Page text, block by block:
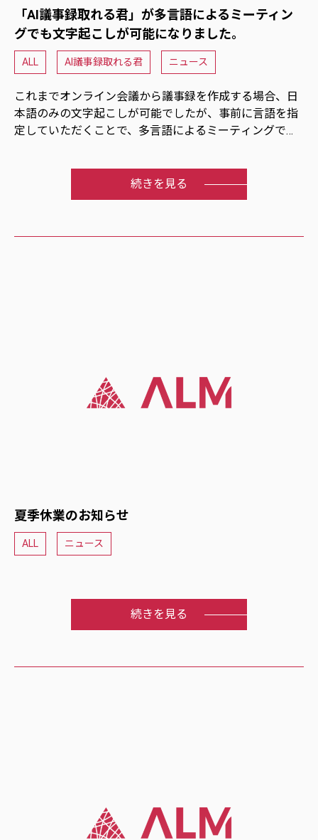
「AI議事録取れる君」が多言語によるミーティン
グでも文字起こしが可能になりました。
ALL AI議事録取れる君 ニュース
これまでオンライン会議から議事録を作成する場合、日
本語のみの文字起こしが可能でしたが、事前に言語を指
定していただくことで、多言語によるミーティングでも
こしでも同様の新機能が追加になっております。
て、内容をご確認ください。
続きを見る
夏季休業のお知らせ
ALL ニュース
続きを見る